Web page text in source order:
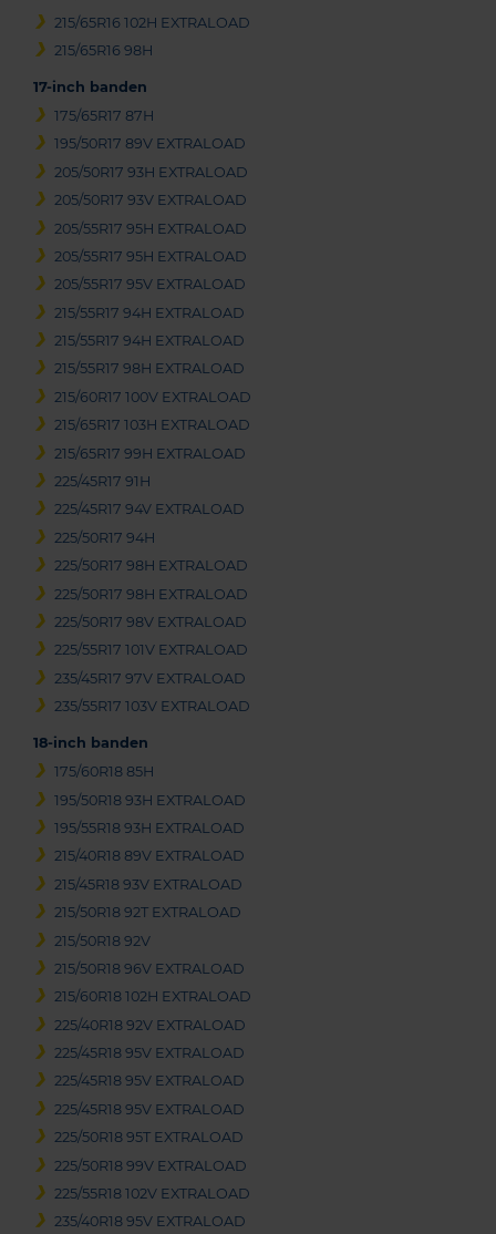
215/65R16 102H EXTRALOAD
215/65R16 98H
17-inch banden
175/65R17 87H
195/50R17 89V EXTRALOAD
205/50R17 93H EXTRALOAD
205/50R17 93V EXTRALOAD
205/55R17 95H EXTRALOAD
205/55R17 95H EXTRALOAD
205/55R17 95V EXTRALOAD
215/55R17 94H EXTRALOAD
215/55R17 94H EXTRALOAD
215/55R17 98H EXTRALOAD
215/60R17 100V EXTRALOAD
215/65R17 103H EXTRALOAD
215/65R17 99H EXTRALOAD
225/45R17 91H
225/45R17 94V EXTRALOAD
225/50R17 94H
225/50R17 98H EXTRALOAD
225/50R17 98H EXTRALOAD
225/50R17 98V EXTRALOAD
225/55R17 101V EXTRALOAD
235/45R17 97V EXTRALOAD
235/55R17 103V EXTRALOAD
18-inch banden
175/60R18 85H
195/50R18 93H EXTRALOAD
195/55R18 93H EXTRALOAD
215/40R18 89V EXTRALOAD
215/45R18 93V EXTRALOAD
215/50R18 92T EXTRALOAD
215/50R18 92V
215/50R18 96V EXTRALOAD
215/60R18 102H EXTRALOAD
225/40R18 92V EXTRALOAD
225/45R18 95V EXTRALOAD
225/45R18 95V EXTRALOAD
225/45R18 95V EXTRALOAD
225/50R18 95T EXTRALOAD
225/50R18 99V EXTRALOAD
225/55R18 102V EXTRALOAD
235/40R18 95V EXTRALOAD